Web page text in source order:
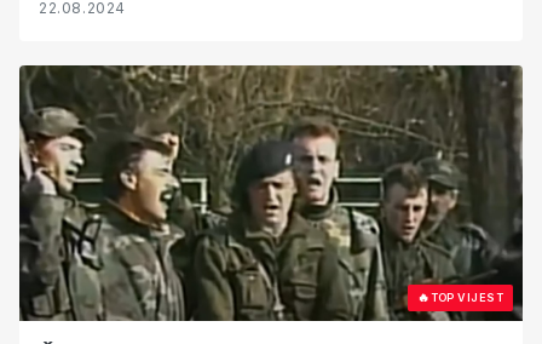
22.08.2024
🔥TOP VIJEST